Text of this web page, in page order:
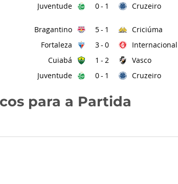
Juventude 0- 1 Cruzeiro
Bragantino 5- 1 Criciúma
Fortaleza 3- 0 Internacional
Cuiabá 1 - 2 Vasco
Juventude 0- 1 Cruzeiro
para a Partida